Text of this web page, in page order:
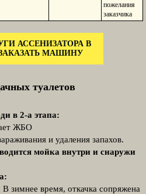
пожелания
заказчика
АССЕНИЗАТОРА В
МАШИНУ
туалетов
в 2-а этапа:
ЖБО
и удаления запахов.
мойка внутри и снаружи
зимнее время, откачка сопряжена